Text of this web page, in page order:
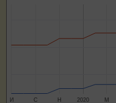
2020
И С Н М